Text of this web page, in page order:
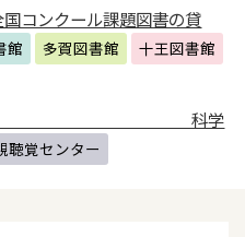
コンクール課題図書の貸
館 多賀図書館
十王図書館
アター 科学
聴覚センター